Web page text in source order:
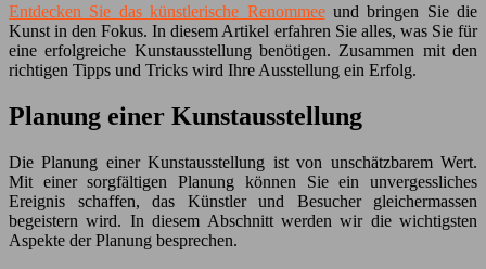
Entdecken Sie das künstlerische Renommeeund bringen Sie die
Kunst in den Fokus. In diesem Artikel erfahren Sie alles, was Sie für
eine erfolgreiche Kunstausstellung benötigen. Zusammen mit den
richtigen Tipps und Tricks wird Ihre Ausstellung ein Erfolg.
Planung einer Kunstausstellung
Die Planung einer Kunstausstellung ist von unschätzbarem Wert.
Mit einer sorgfältigen Planung können Sie ein unvergessliches
Ereignis schaffen, das Künstler und Besucher gleichermassen
begeistern wird. In diesem Abschnitt werden wir die wichtigsten
Aspekte der Planung besprechen.